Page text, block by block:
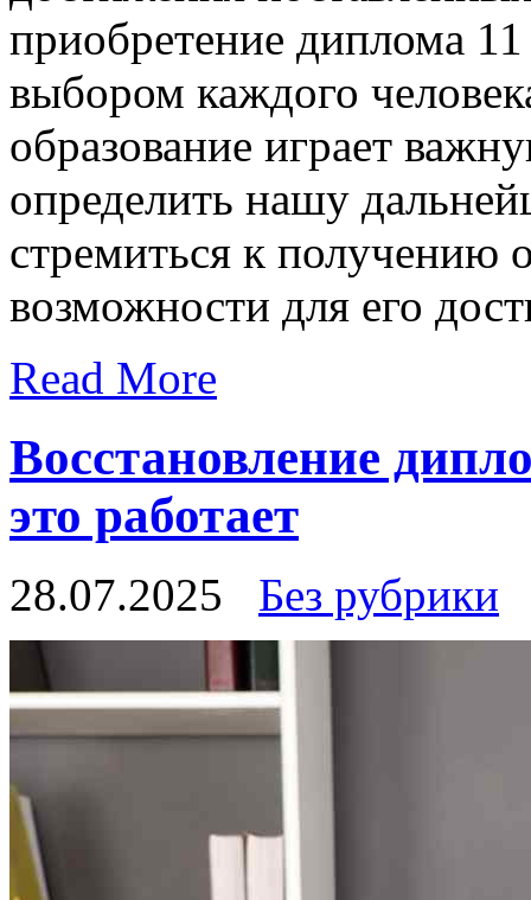
приобретение диплома
выбором каждого
образование играет
определить нашу
стремиться к получению
возможности для его
Read More
Восстановление
это работает
28.07.2025 Без рубрики